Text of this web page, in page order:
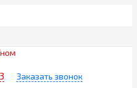
Заказать звонок